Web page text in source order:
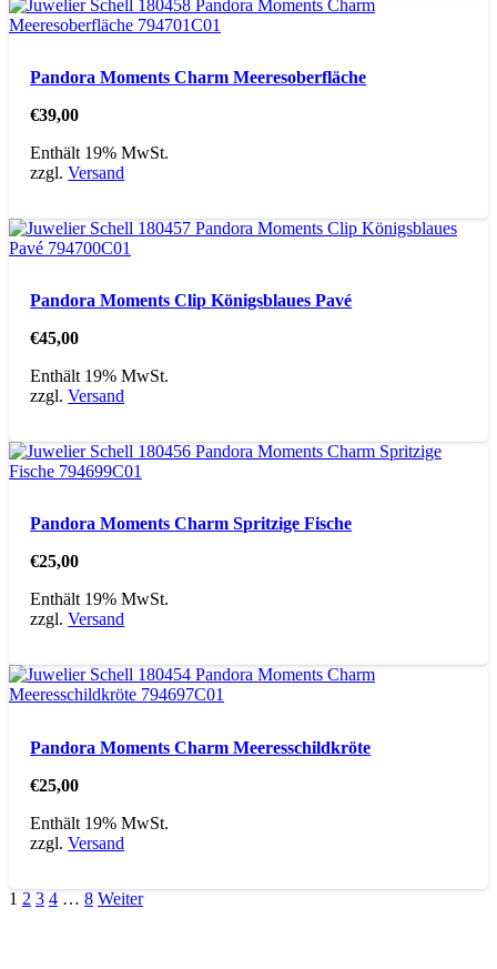
Pandora Moments Charm Meeresoberfläche
€39,00
Enthält 19% MwSt.
zzgl.Versand
Pandora Moments Clip Königsblaues Pavé
€45,00
Enthält 19% MwSt.
zzgl.Versand
Pandora Moments Charm Spritzige Fische
€25,00
Enthält 19% MwSt.
zzgl.Versand
Pandora Moments Charm Meeresschildkröte
€25,00
Enthält 19% MwSt.
zzgl.Versand
1 2 3 4 … 8 Weiter